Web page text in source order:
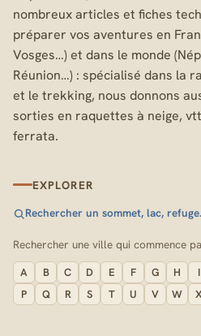
nombreux articles et fiches
préparer vos aventures en
Vosges…) et dans le monde
Réunion…) : spécialisé dans la
et le trekking, nous donnons
sorties en raquettes à neige,
ferrata.
EXPLORER
Rechercher un sommet, lac,
Rechercher une ville qui commence
A B C D E F G H I
P
Q R S T U V W X